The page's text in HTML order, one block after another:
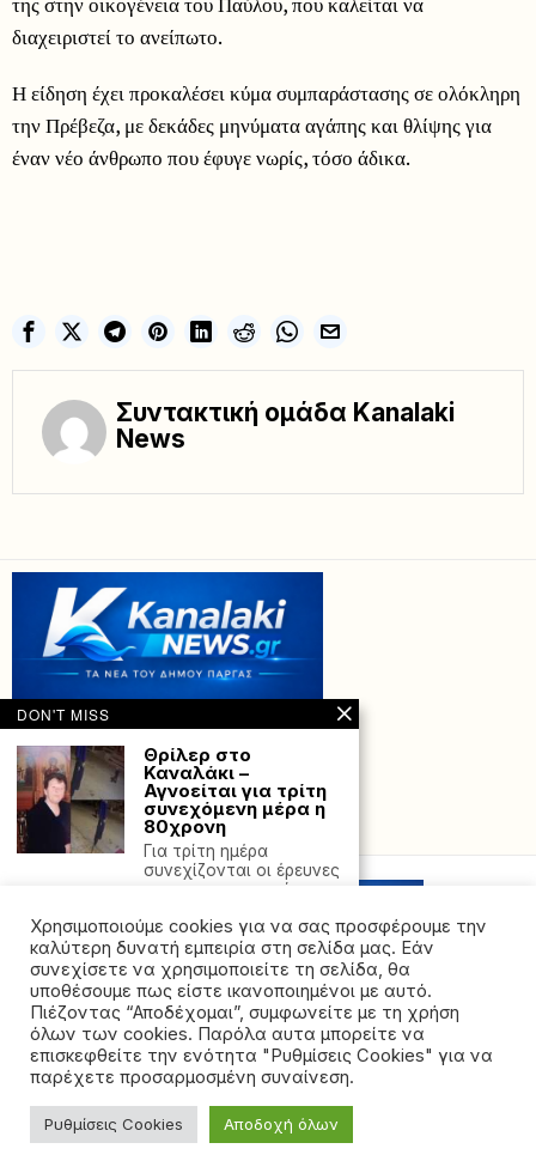
διαχειριστεί το ανείπωτο.
Η είδηση έχει προκαλέσει κύμα συμπαράστασης σε ολόκληρη
την Πρέβεζα, με δεκάδες μηνύματα αγάπης και θλίψης για
έναν νέο άνθρωπο που έφυγε νωρίς, τόσο άδικα.
Συντακτική ομάδα Kanalaki
News
Powered with by Hostville”)
©2026 - All rights reserved. Απαγορεύεται ρητά η
αναδημοσίευση χωρίς προηγούμενη έγγραφη άδεια
Χρησιμοποιούμε cookies για να σας προσφέρουμε την
καλύτερη δυνατή εμπειρία στη σελίδα μας. Εάν
συνεχίσετε να χρησιμοποιείτε τη σελίδα, θα
υποθέσουμε πως είστε ικανοποιημένοι με αυτό.
Πιέζοντας “Αποδέχομαι”, συμφωνείτε με τη χρήση
όλων των cookies. Παρόλα αυτα μπορείτε να
επισκεφθείτε την ενότητα "Ρυθμίσεις Cookies" για να
παρέχετε προσαρμοσμένη συναίνεση.
Ρυθμίσεις Cookies Αποδοχή όλων
DON'T MISS
Θρίλερ στο
Καναλάκι –
Αγνοείται για τρίτη
συνεχόμενη μέρα η
80χρονη
Για τρίτη ημέρα
συνεχίζονται οι έρευνες
για τον εντοπισμό της
Ιωάννινα: Πέντε
τραυματίες σε
συμπλοκή νεαρών
έξω από σχολείο –
Προσαγωγές
υπόπτων και γονέων
ανηλίκων
Συμπλοκή νεαρών στο
γυμνάσιο Ελεούσας
21:00